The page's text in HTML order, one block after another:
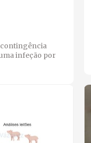
contingência
infeção por